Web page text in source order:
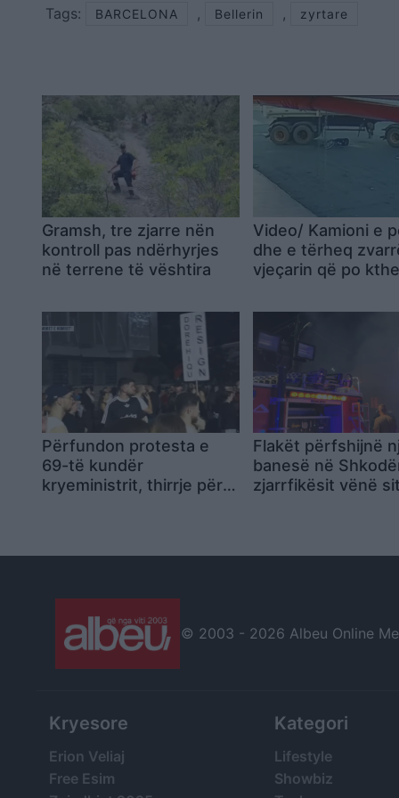
Tags:
BARCELONA , Bellerin , zyrtare
Gramsh, tre zjarre nën
kontroll pas ndërhyrjes
në terrene të vështira
Video/ Kamioni e
dhe e tërheq
vjeçarin që po
shpëton
Përfundon protesta e
69-të kundër
kryeministrit, thirrje për
Flakët përfshijnë
banesë në
zjarrfikësit vënë
© 2003 - 2026 Albeu Online
Kryesore
Erion Veliaj
Free Esim
Kategori
Lifestyle
Showbiz